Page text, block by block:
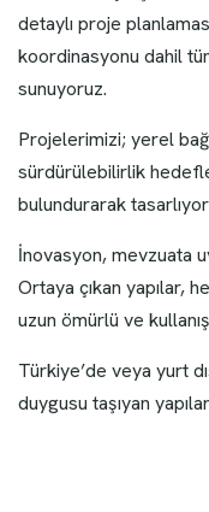
detaylı proje
koordinasyonu dahil
sunuyoruz.
Projelerimizi; yerel
sürdürülebilirlik
bulundurarak
İnovasyon, mevzuata
Ortaya çıkan yapılar,
uzun ömürlü ve
Türkiye’de veya yurt
duygusu taşıyan